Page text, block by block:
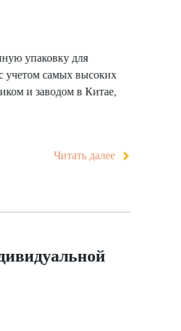
упаковку для
учетом самых высоких
и заводом в Китае,
Читать далее